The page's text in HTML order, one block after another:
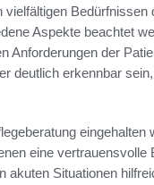
Bedürfnissen
Aspekte beachtet
Anforderungen der
deutlich erkennbar
eingehalten
eine vertrauensvolle
akuten Situationen